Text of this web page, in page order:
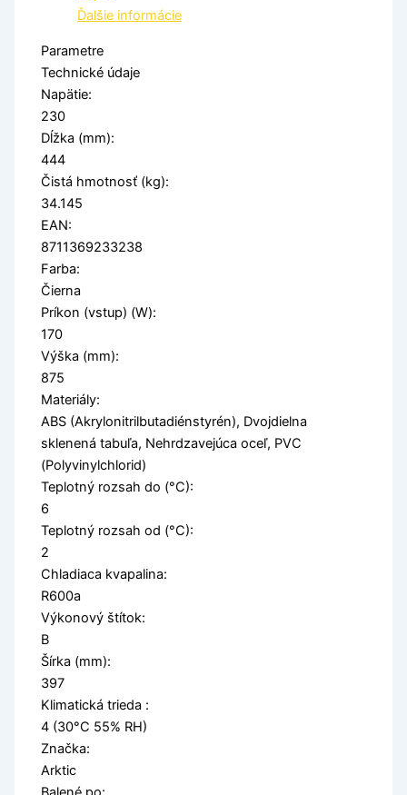
Ďalšie informácie
Parametre
Technické údaje
Napätie:
230
Dĺžka (mm):
444
Čistá hmotnosť (kg):
34.145
EAN:
8711369233238
Farba:
Čierna
Príkon (vstup) (W):
170
Výška (mm):
875
Materiály:
ABS (Akrylonitrilbutadiénstyrén), Dvojdielna
sklenená tabuľa, Nehrdzavejúca oceľ, PVC
(Polyvinylchlorid)
Teplotný rozsah do (°C):
6
Teplotný rozsah od (°C):
2
Chladiaca kvapalina:
R600a
Výkonový štítok:
B
Šírka (mm):
397
Klimatická trieda :
4 (30°C 55% RH)
Značka:
Arktic